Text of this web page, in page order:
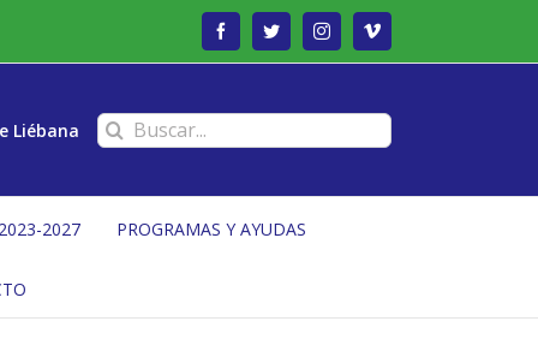
FacebookTwitterInstagramVimeo
Liébana Buscar:
2027 PROGRAMAS Y AYUDAS